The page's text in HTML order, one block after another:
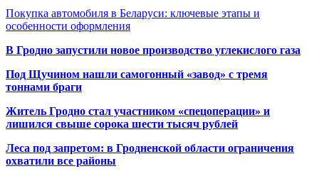
Покупка автомобиля в Беларуси: ключевые этапы и
особенности оформления
В Гродно запустили новое производство углекислого газа
Под Щучином нашли самогонный «завод» с тремя
тоннами браги
Житель Гродно стал участником «спецоперации» и
лишился свыше сорока шести тысяч рублей
Леса под запретом: в Гродненской области ограничения
охватили все районы